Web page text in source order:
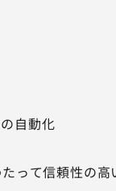
自動化
って信頼性の